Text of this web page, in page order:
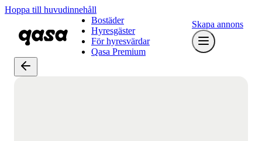
Hoppa till huvudinnehåll
Bostäder
Hyresgäster
För hyresvärdar
Qasa Premium
Skapa annons